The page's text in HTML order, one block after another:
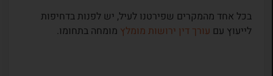
בכל אחד מהמקרים שפירטנו לעיל, יש לפנות בדחיפות
לייעוץ עם עורך דין ירושות מומלץמומחה בתחומו.